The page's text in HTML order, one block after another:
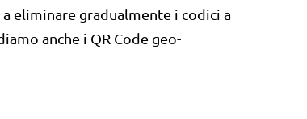
eliminare gradualmente i codici a
anche i QR Code geo-